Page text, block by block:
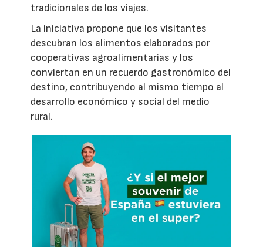
tradicionales de los viajes.
La iniciativa propone que los visitantes
descubran los alimentos elaborados por
cooperativas agroalimentarias y los
conviertan en un recuerdo gastronómico del
destino, contribuyendo al mismo tiempo al
desarrollo económico y social del medio
rural.